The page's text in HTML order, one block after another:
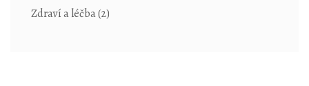
Zdraví a léčba(2)